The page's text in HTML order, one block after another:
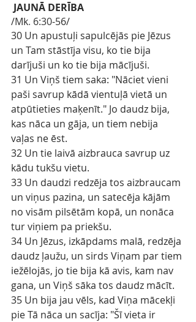
JAUNĀ DERĪBA
/Mk. 6:30-56/
30 Un apustuļi sapulcējās pie Jēzus
un Tam stāstīja visu, ko tie bija
darījuši un ko tie bija mācījuši.
31 Un Viņš tiem saka: "Nāciet vieni
paši savrup kādā vientuļā vietā un
atpūtieties maķenīt." Jo daudz bija,
kas nāca un gāja, un tiem nebija
vaļas ne ēst.
32 Un tie laivā aizbrauca savrup uz
kādu tukšu vietu.
33 Un daudzi redzēja tos aizbraucam
un viņus pazina, un satecēja kājām
no visām pilsētām kopā, un nonāca
tur viņiem pa priekšu.
34 Un Jēzus, izkāpdams malā, redzēja
daudz ļaužu, un sirds Viņam par tiem
iežēlojās, jo tie bija kā avis, kam nav
gana, un Viņš sāka tos daudz mācīt.
35 Un bija jau vēls, kad Viņa mācekļi
pie Tā nāca un sacīja: "Šī vieta ir